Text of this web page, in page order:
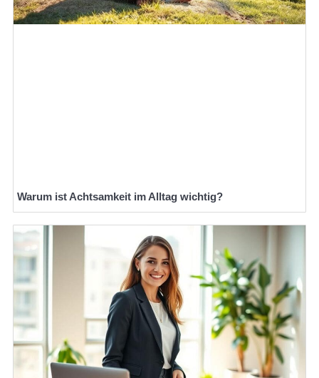
Warum ist Achtsamkeit im Alltag wichtig?